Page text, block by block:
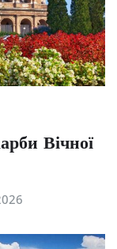
Вічної